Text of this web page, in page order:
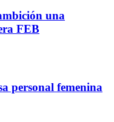
una
FEB
personal femenina